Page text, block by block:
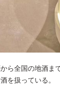
ら全国の地酒まで
を扱っている。